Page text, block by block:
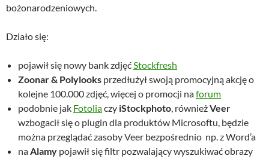
bożonarodzeniowych.
Działo się:
pojawił się nowy bank zdjęćStockfresh
Zoonar & Polylooks przedłużył swoją promocyjną akcję o
kolejne 100.000 zdjęć, więcej o promocji naforum
podobnie jak Fotoliaczy iStockphoto, równieżVeer
wzbogacił się o plugin dla produktów Microsoftu, będzie
można przeglądać zasoby Veer bezpośrednio np. z Word’a
naAlamy pojawił się filtr pozwalający wyszukiwać obrazy